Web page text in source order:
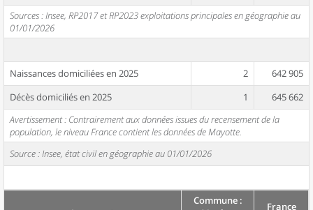
Sources : Insee, RP2017 et RP2023 exploitations principales en géographie au
01/01/2026
Naissances domiciliées en 2025 2
642 905
Décès domiciliés en 2025
1
645 662
Avertissement : Contrairement aux données issues du recensement de la
population, le niveau France contient les données de Mayotte.
Source : Insee, état civil en géographie au 01/01/2026
Commune :
France